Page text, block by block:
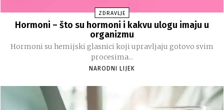
ZDRAVLJE
Hormoni – što su hormoni i kakvu ulogu imaju u
organizmu
Hormoni su hemijski glasnici koji upravljaju gotovo svim
procesima...
NARODNI LIJEK